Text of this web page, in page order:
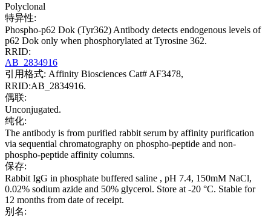
Polyclonal
特异性:
Phospho-p62 Dok (Tyr362) Antibody detects endogenous levels of
p62 Dok only when phosphorylated at Tyrosine 362.
RRID:
AB_2834916
引用格式: Affinity Biosciences Cat# AF3478,
RRID:AB_2834916.
偶联:
Unconjugated.
纯化:
The antibody is from purified rabbit serum by affinity purification
via sequential chromatography on phospho-peptide and non-
phospho-peptide affinity columns.
保存:
Rabbit IgG in phosphate buffered saline , pH 7.4, 150mM NaCl,
0.02% sodium azide and 50% glycerol. Store at -20 °C. Stable for
12 months from date of receipt.
别名: